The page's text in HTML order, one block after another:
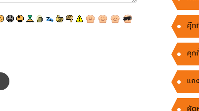
คุ๊ก
คุก
แก